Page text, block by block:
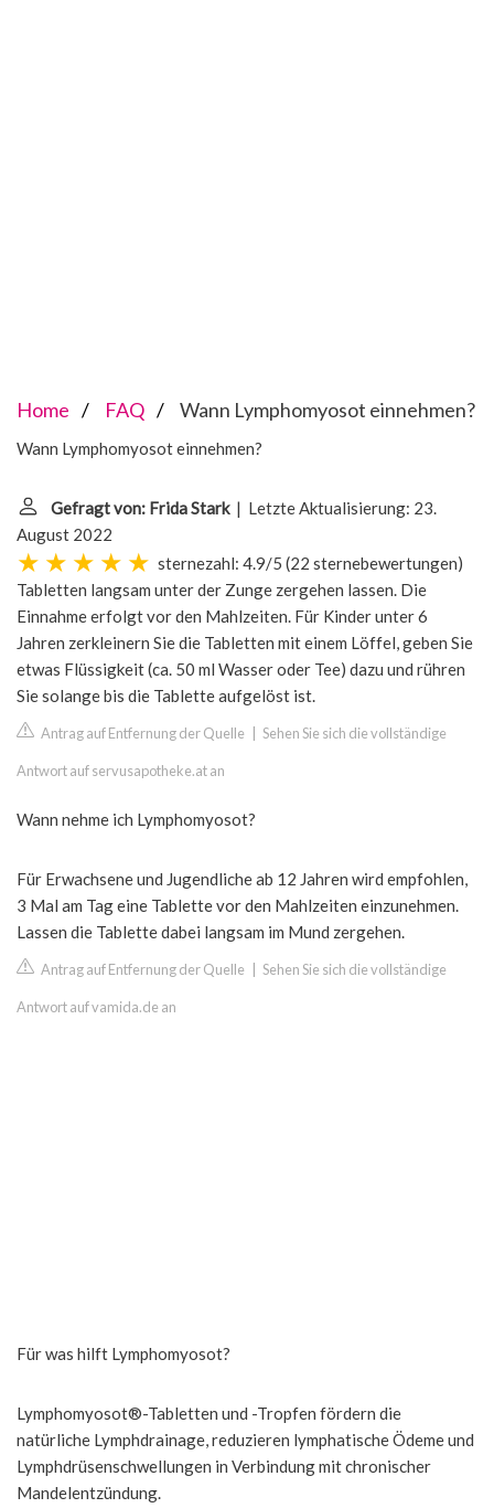
Home FAQ Wann Lymphomyosot einnehmen?
Wann Lymphomyosot einnehmen?
Gefragt von: Frida Stark| Letzte Aktualisierung: 23.
August 2022
sternezahl: 4.9/5 (22 sternebewertungen)
Tabletten langsam unter der Zunge zergehen lassen. Die
Einnahme erfolgt vor den Mahlzeiten. Für Kinder unter 6
Jahren zerkleinern Sie die Tabletten mit einem Löffel, geben Sie
etwas Flüssigkeit (ca. 50 ml Wasser oder Tee) dazu und rühren
Sie solange bis die Tablette aufgelöst ist.
Antrag auf Entfernung der Quelle Sehen Sie sich die vollständige
Antwort auf servusapotheke.at an
Wann nehme ich Lymphomyosot?
Für Erwachsene und Jugendliche ab 12 Jahren wird empfohlen,
3 Mal am Tag eine Tablette vor den Mahlzeiten einzunehmen.
Lassen die Tablette dabei langsam im Mund zergehen.
Antrag auf Entfernung der Quelle Sehen Sie sich die vollständige
Antwort auf vamida.de an
Für was hilft Lymphomyosot?
Lymphomyosot®-Tabletten und -Tropfen fördern die
natürliche Lymphdrainage, reduzieren lymphatische Ödeme und
Lymphdrüsenschwellungen in Verbindung mit chronischer
Mandelentzündung.